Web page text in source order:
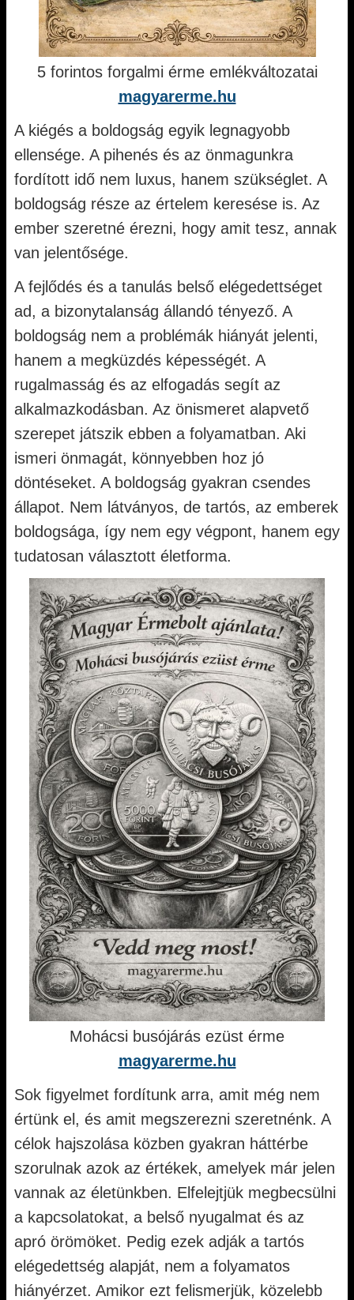
5 forintos forgalmi érme emlékváltozatai
magyarerme.hu
A kiégés a boldogság egyik legnagyobb
ellensége. A pihenés és az önmagunkra
fordított idő nem luxus, hanem szükséglet. A
boldogság része az értelem keresése is. Az
ember szeretné érezni, hogy amit tesz, annak
van jelentősége.
A fejlődés és a tanulás belső elégedettséget
ad, a bizonytalanság állandó tényező. A
boldogság nem a problémák hiányát jelenti,
hanem a megküzdés képességét. A
rugalmasság és az elfogadás segít az
alkalmazkodásban. Az önismeret alapvető
szerepet játszik ebben a folyamatban. Aki
ismeri önmagát, könnyebben hoz jó
döntéseket. A boldogság gyakran csendes
állapot. Nem látványos, de tartós, az emberek
boldogsága, így nem egy végpont, hanem egy
tudatosan választott életforma.
Mohácsi busójárás ezüst érme
magyarerme.hu
Sok figyelmet fordítunk arra, amit még nem
értünk el, és amit megszerezni szeretnénk. A
célok hajszolása közben gyakran háttérbe
szorulnak azok az értékek, amelyek már jelen
vannak az életünkben. Elfelejtjük megbecsülni
a kapcsolatokat, a belső nyugalmat és az
apró örömöket. Pedig ezek adják a tartós
elégedettség alapját, nem a folyamatos
hiányérzet. Amikor ezt felismerjük, közelebb